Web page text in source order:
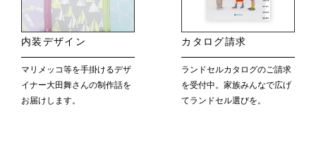
内装デザイン
マリメッコ等を手掛けるデザ
イナー大田舞さんの制作話を
お届けします。
カタログ請求
ランドセルカタログのご請求
を受付中。家族みんなで広げ
てランドセル選びを。